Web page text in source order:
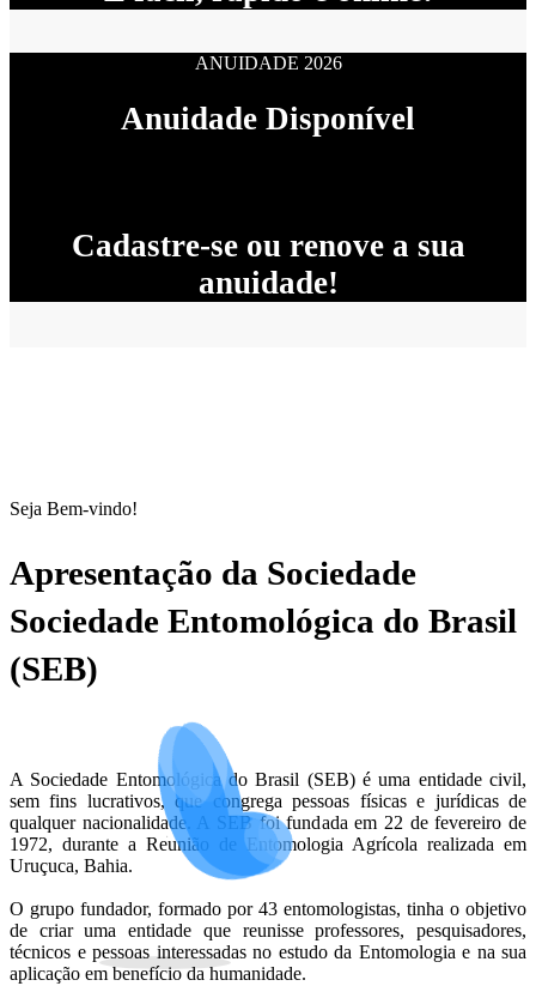
ANUIDADE 2026
Anuidade Disponível
Cadastre-se ou renove a sua
anuidade!
Seja Bem-vindo!
Apresentação da Sociedade
Sociedade Entomológica do Brasil
(SEB)
A Sociedade Entomológica do Brasil (SEB) é uma entidade civil,
sem fins lucrativos, que congrega pessoas físicas e jurídicas de
qualquer nacionalidade. A SEB foi fundada em 22 de fevereiro de
1972, durante a Reunião de Entomologia Agrícola realizada em
Uruçuca, Bahia.
O grupo fundador, formado por 43 entomologistas, tinha o objetivo
de criar uma entidade que reunisse professores, pesquisadores,
técnicos e pessoas interessadas no estudo da Entomologia e na sua
aplicação em benefício da humanidade.